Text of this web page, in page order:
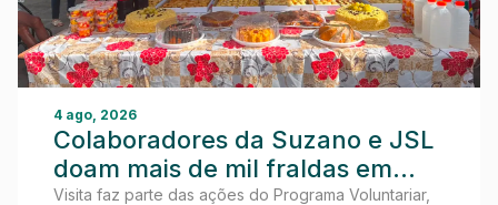
4 ago, 2026
Colaboradores da Suzano e JSL
doam mais de mil fraldas em
visita ao Lar dos Idosos de
Visita faz parte das ações do Programa Voluntariar,